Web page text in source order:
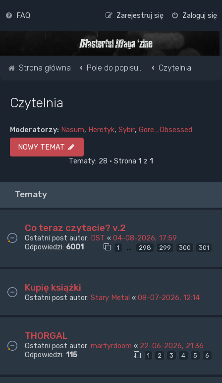
FAQ Zaloguj się
Zarejestruj się
Strona główna Pole do popisu... Czytelnia
Czytelnia
Moderatorzy: Nasum, Heretyk, Sybir, Gore_Obsessed
NOWY TEMAT
Tematy: 28 • Strona 1 z 1
Tematy
Co teraz czytacie? v.2
Ostatni post autor: DST « 04-08-2026, 17:59
Odpowiedzi: 6001 1 … 298 299 300 301
Kupię książki
Ostatni post autor: Stary Metal « 08-07-2026, 12:14
THORGAL
Ostatni post autor: martyrdoom « 22-06-2026, 21:36
Odpowiedzi: 115 1 2 3 4 5 6